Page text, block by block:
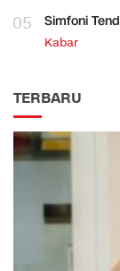
05 Simfoni
Kabar
TERBARU